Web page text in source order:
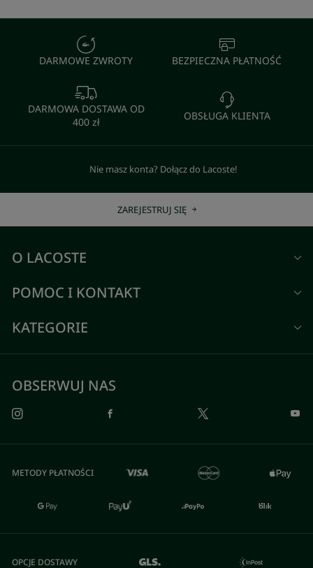
DARMOWE ZWROTY BEZPIECZNA PŁATNOŚĆ
DARMOWA DOSTAWA OD
400 zł
OBSŁUGA KLIENTA
Nie masz konta? Dołącz do Lacoste!
ZAREJESTRUJ SIĘ
O LACOSTE
POMOC I KONTAKT
KATEGORIE
OBSERWUJ NAS
METODY PŁATNOŚCI
OPCJE DOSTAWY